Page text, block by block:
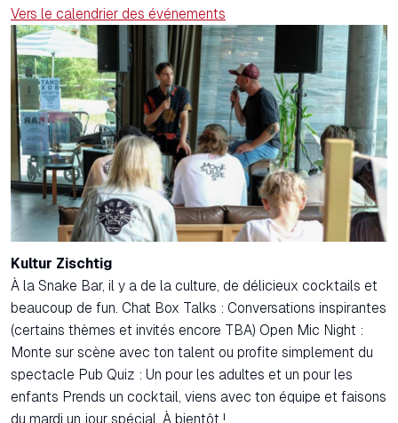
Vers le calendrier des événements
Kultur Zischtig
À la Snake Bar, il y a de la culture, de délicieux cocktails et
beaucoup de fun. Chat Box Talks : Conversations inspirantes
(certains thèmes et invités encore TBA) Open Mic Night :
Monte sur scène avec ton talent ou profite simplement du
spectacle Pub Quiz : Un pour les adultes et un pour les
enfants Prends un cocktail, viens avec ton équipe et faisons
du mardi un jour spécial. À bientôt !